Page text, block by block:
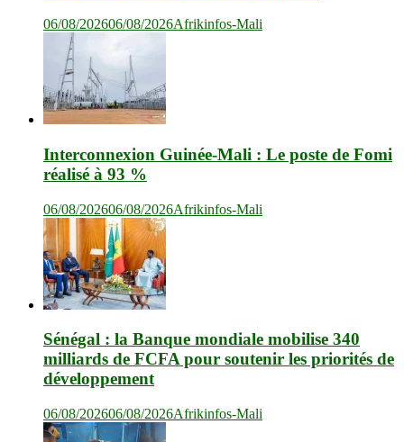
06/08/202606/08/2026Afrikinfos-Mali
Interconnexion Guinée-Mali : Le poste de Fomi
réalisé à 93 %
06/08/202606/08/2026Afrikinfos-Mali
Sénégal : la Banque mondiale mobilise 340
milliards de FCFA pour soutenir les priorités de
développement
06/08/202606/08/2026Afrikinfos-Mali